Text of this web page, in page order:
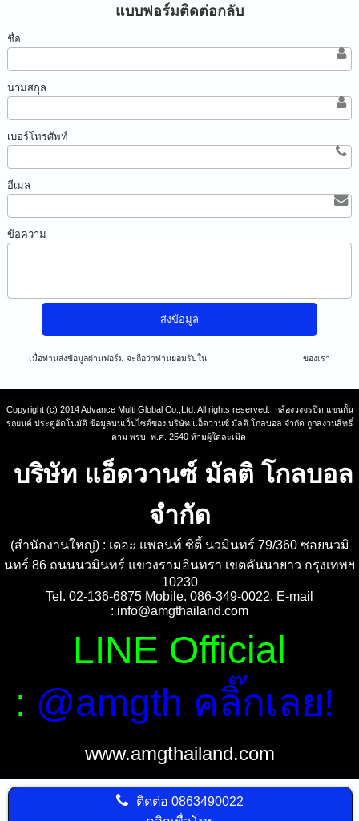
แบบฟอร์มติดต่อกลับ
ชื่อ
นามสกุล
เบอร์โทรศัพท์
อีเมล
ข้อความ
เมื่อท่านส่งข้อมูลผ่านฟอร์ม จะถือว่าท่านยอมรับในนโยบายความเป็นส่วนตัว ของเรา
Copyright (c) 2014 Advance Multi Global Co.,Ltd. All rights reserved. กล้องวงจรปิด แขนกั้น
รถยนต์ ประตูอัตโนมัติ ข้อมูลบนเว็ปไซต์ของ บริษัท แอ็ดวานซ์ มัลติ โกลบอล จำกัด ถูกสงวนสิทธิ์
ตาม พรบ. พ.ศ. 2540 ห้ามผู้ใดละเมิด
บริษัท แอ็ดวานซ์ มัลติ โกลบอล
จำกัด
(สำนักงานใหญ่) : เดอะ แพลนท์ ซิตี้ นวมินทร์ 79/360 ซอยนวมิ
นทร์ 86 ถนนนวมินทร์ แขวงรามอินทรา เขตคันนายาว กรุงเทพฯ
10230
Tel. 02-136-6875 Mobile. 086-349-0022, E-mail
: info@amgthailand.com
LINE Official
: @amgth คลิ๊กเลย!
www.amgthailand.com
ติดต่อ0863490022